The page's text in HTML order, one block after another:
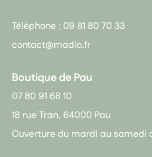
Téléphone : 09 81 80 70 33
contact@madlo.fr
Boutique de Pau
07 80 91 68 10
18 rue Tran, 64000 Pau
Ouverture du mardi au samedi